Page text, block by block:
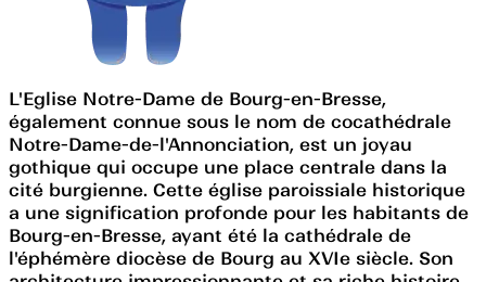
L'Eglise Notre-Dame de Bourg-en-Bresse,
également connue sous le nom de cocathédrale
Notre-Dame-de-l'Annonciation, est un joyau
gothique qui occupe une place centrale dans la
cité burgienne. Cette église paroissiale historique
a une signification profonde pour les habitants de
Bourg-en-Bresse, ayant été la cathédrale de
l'éphémère diocèse de Bourg au XVIe siècle. Son